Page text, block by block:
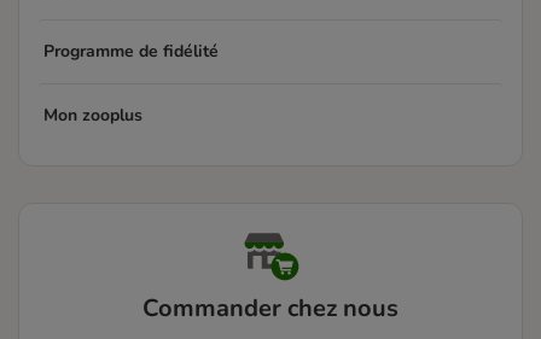
Programme de fidélité
Mon zooplus
Commander chez nous